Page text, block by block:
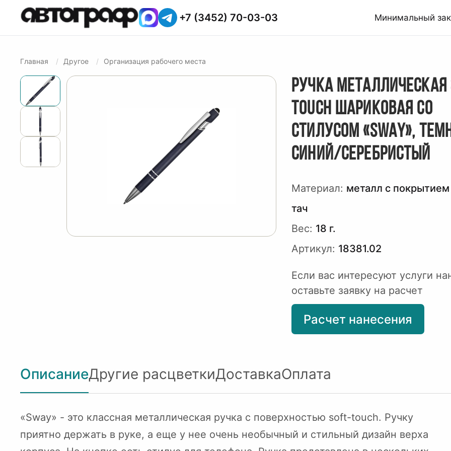
+7 (3452) 70-03-03 Минимальный
Главная Другое Организация рабочего места
РУЧКА МЕТАЛЛИЧЕСКАЯ
TOUCH ШАРИКОВАЯ СО
СТИЛУСОМ «SWAY»,
СИНИЙ/СЕРЕБРИСТЫЙ
Материал: металл с
тач
Вес: 18 г.
Артикул: 18381.02
Если вас интересуют услуги
оставьте заявку на расчет
Расчет нанесения
ОписаниеДругие расцветкиДоставкаОплата
«Sway» - это классная металлическая ручка с поверхностью soft-touch. Ручку
приятно держать в руке, а еще у нее очень необычный и стильный дизайн верха